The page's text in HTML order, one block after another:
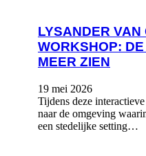
LYSANDER VAN
WORKSHOP:
MEER ZIEN
19 mei 2026
Tijdens deze
naar de omgeving
een stedelijke setting…